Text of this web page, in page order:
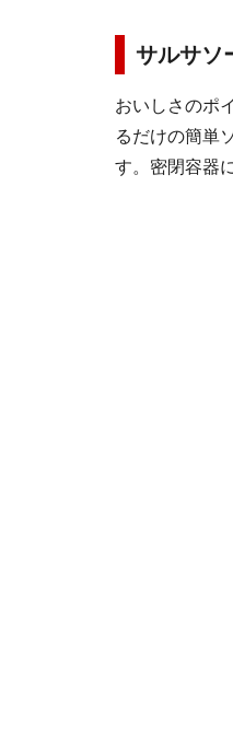
サルサソ
おいしさのポ
るだけの簡単
す。密閉容器